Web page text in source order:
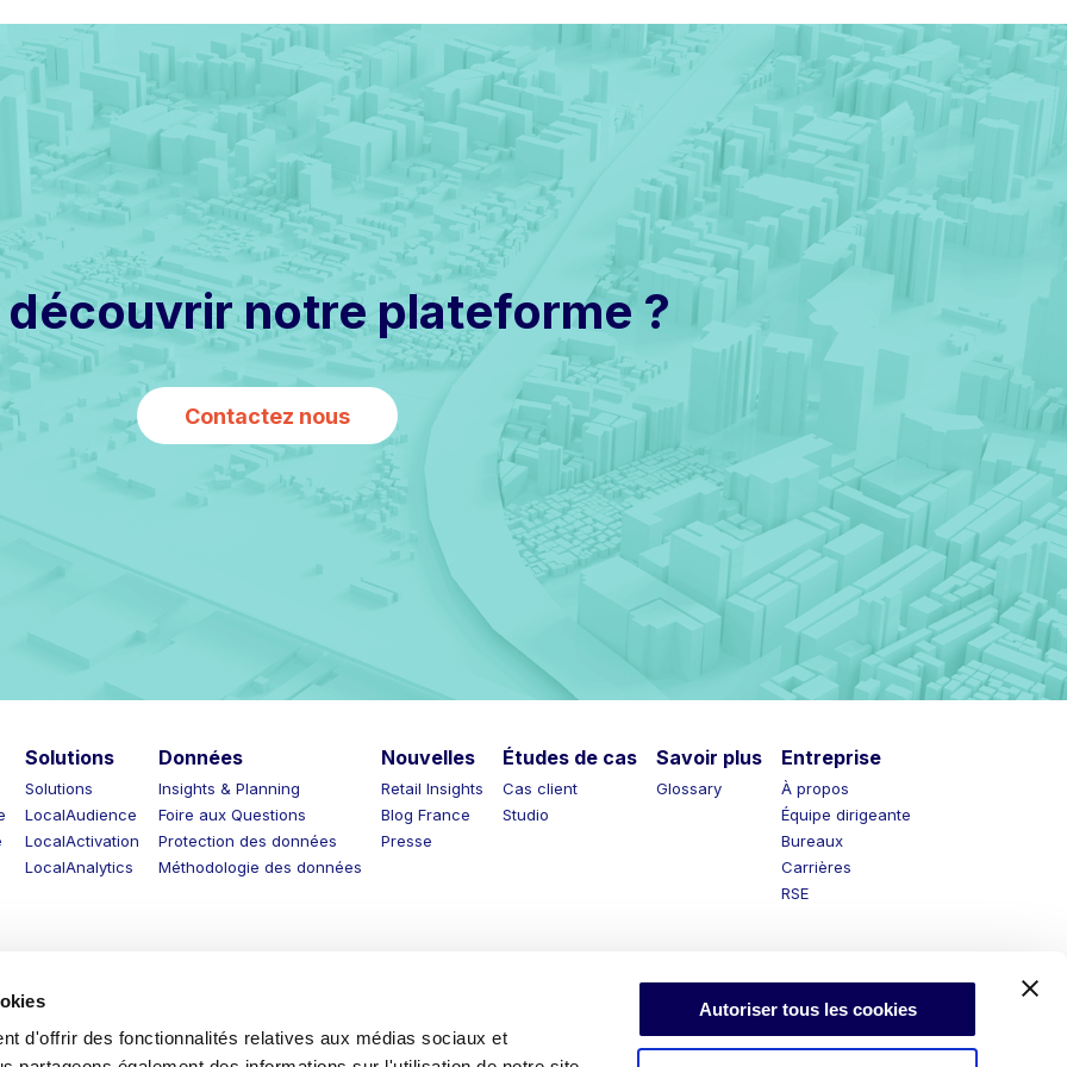
d'offrir des fonctionnalités relatives aux médias sociaux et
Autoriser tous les cookies
découvrir notre plateforme ?
Contactez nous
Solutions
Solutions
LocalAudience
LocalActivation
LocalAnalytics
Données
Insights & Planning
Foire aux Questions
Protection des données
Méthodologie des données
Nouvelles
Retail Insights
Blog France
Presse
Études de cas
Cas client
Studio
Savoir plus
Glossary
Entreprise
À propos
Équipe dirigeante
Bureaux
Carrières